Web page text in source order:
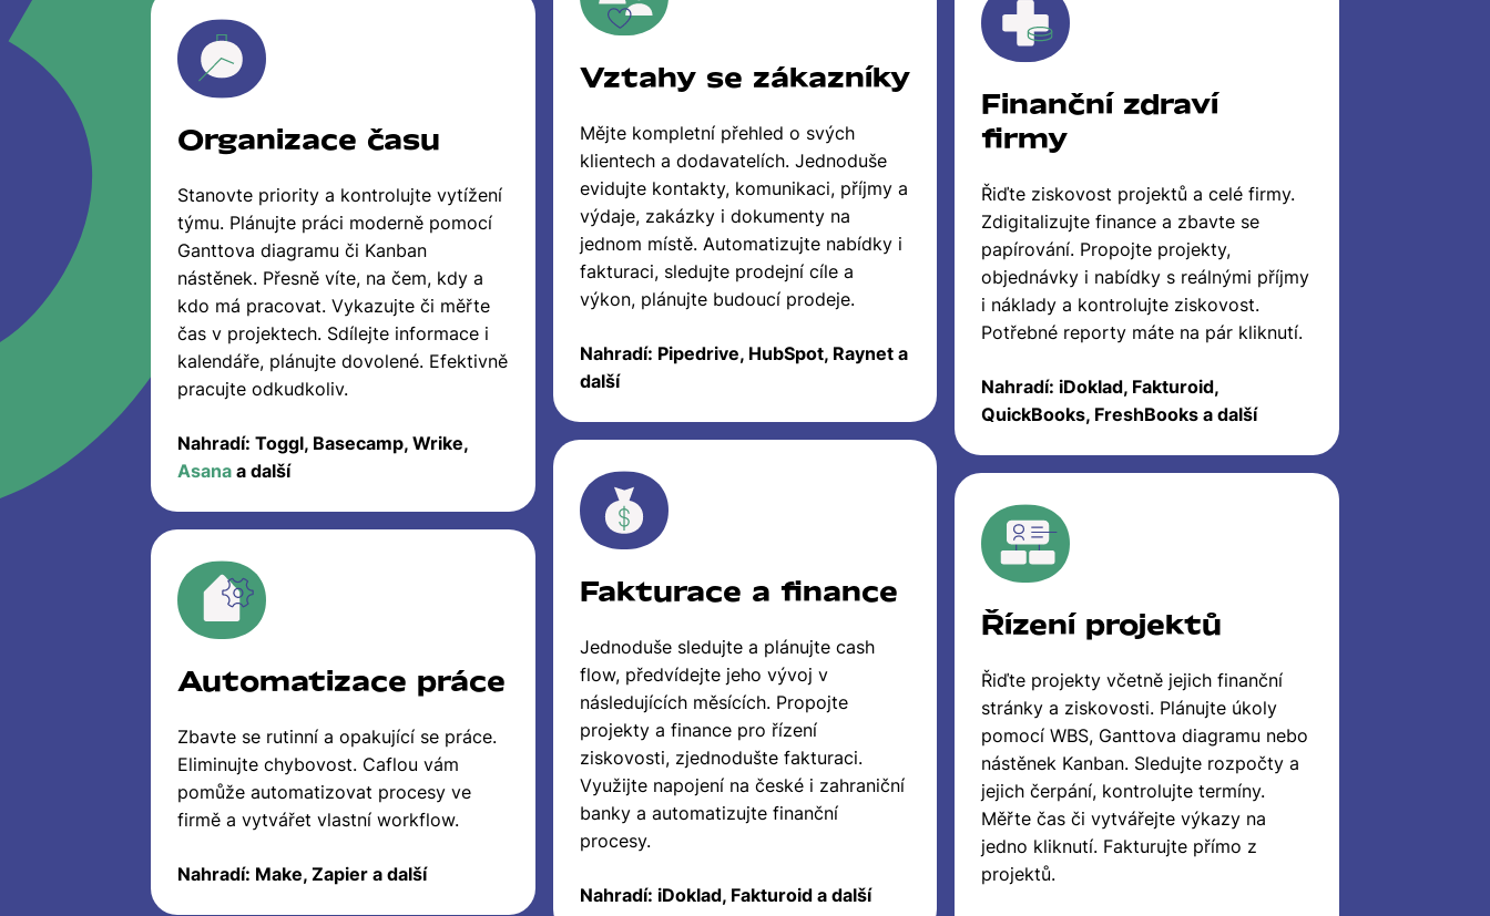
Organizace času
Stanovte priority a kontrolujte vytížení
týmu. Plánujte práci moderně pomocí
Ganttova diagramu či Kanban
nástěnek. Přesně víte, na čem, kdy a
kdo má pracovat. Vykazujte či měřte
čas v projektech. Sdílejte informace i
kalendáře, plánujte dovolené. Efektivně
pracujte odkudkoliv.
Nahradí: Toggl, Basecamp, Wrike,
Asana a další
Automatizace práce
Zbavte se rutinní a opakující se práce.
Eliminujte chybovost. Caflou vám
pomůže automatizovat procesy ve
firmě a vytvářet vlastní workflow.
Nahradí: Make, Zapier a další
Vztahy se zákazníky
Mějte kompletní přehled o svých
klientech a dodavatelích. Jednoduše
evidujte kontakty, komunikaci, příjmy a
výdaje, zakázky i dokumenty na
jednom místě. Automatizujte nabídky i
fakturaci, sledujte prodejní cíle a
výkon, plánujte budoucí prodeje.
Nahradí: Pipedrive, HubSpot, Raynet a
další
Fakturace a finance
Jednoduše sledujte a plánujte cash
flow, předvídejte jeho vývoj v
následujících měsících. Propojte
projekty a finance pro řízení
ziskovosti, zjednodušte fakturaci.
Využijte napojení na české i zahraniční
banky a automatizujte finanční
procesy.
Nahradí: iDoklad, Fakturoid a další
Finanční zdraví
firmy
Řiďte ziskovost projektů a celé firmy.
Zdigitalizujte finance a zbavte se
papírování. Propojte projekty,
objednávky i nabídky s reálnými příjmy
i náklady a kontrolujte ziskovost.
Potřebné reporty máte na pár kliknutí.
Nahradí: iDoklad, Fakturoid,
QuickBooks, FreshBooks a další
Řízení projektů
Řiďte projekty včetně jejich finanční
stránky a ziskovosti. Plánujte úkoly
pomocí WBS, Ganttova diagramu nebo
nástěnek Kanban. Sledujte rozpočty a
jejich čerpání, kontrolujte termíny.
Měřte čas či vytvářejte výkazy na
jedno kliknutí. Fakturujte přímo z
projektů.